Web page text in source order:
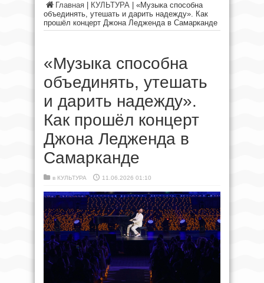
Главная КУЛЬТУРА
«Музыка способна
объединять, утешать и дарить надежду». Как
прошёл концерт Джона Ледженда в Самарканде
«Музыка способна
объединять, утешать
и дарить надежду».
Как прошёл концерт
Джона Ледженда в
Самарканде
в КУЛЬТУРА 11.06.2026 01:10